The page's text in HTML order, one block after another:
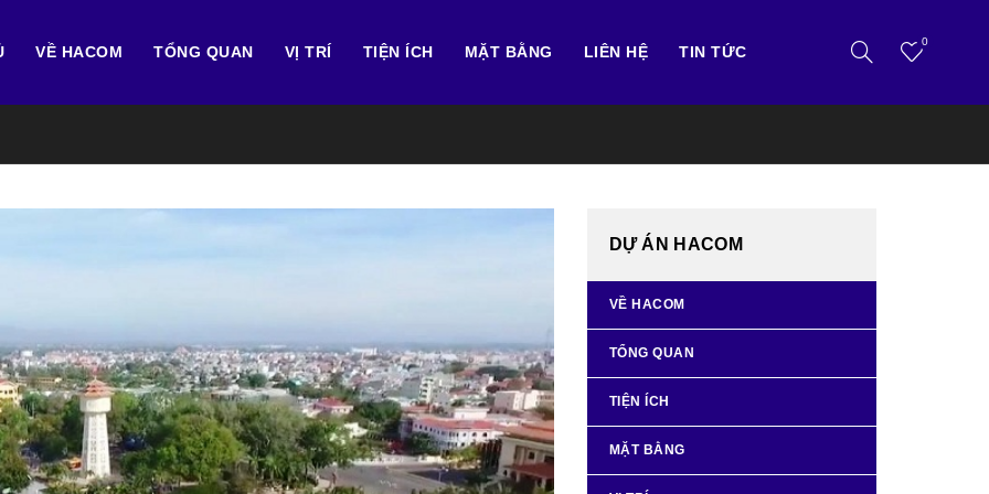
VỀ HACOM TỔNG QUAN VỊ TRÍ TIỆN ÍCH MẶT BẰNG LIÊN HỆ TIN TỨC
0
DỰ ÁN HACOM
VỀ HACOM
TỔNG QUAN
TIỆN ÍCH
MẶT BẰNG